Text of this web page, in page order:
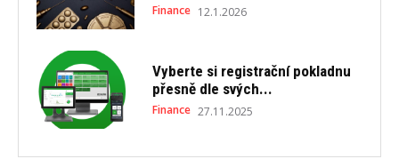
Finance 12.1.2026
Vyberte si registrační pokladnu
přesně dle svých...
Finance 27.11.2025